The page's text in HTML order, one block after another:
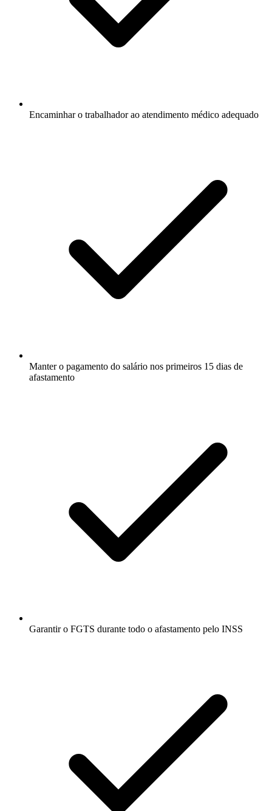
Encaminhar o trabalhador ao atendimento médico adequado
Manter o pagamento do salário nos primeiros 15 dias de
afastamento
Garantir o FGTS durante todo o afastamento pelo INSS